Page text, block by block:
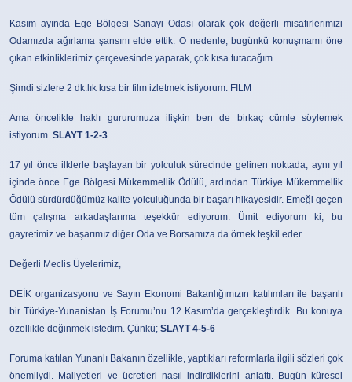
Kasım ayında Ege Bölgesi Sanayi Odası olarak çok değerli misafirlerimizi
Odamızda ağırlama şansını elde ettik. O nedenle, bugünkü konuşmamı öne
çıkan etkinliklerimiz çerçevesinde yaparak, çok kısa tutacağım.
Şimdi sizlere 2 dk.lık kısa bir film izletmek istiyorum. FİLM
Ama öncelikle haklı gururumuza ilişkin ben de birkaç cümle söylemek
istiyorum. SLAYT 1-2-3
17 yıl önce ilklerle başlayan bir yolculuk sürecinde gelinen noktada; aynı yıl
içinde önce Ege Bölgesi Mükemmellik Ödülü, ardından Türkiye Mükemmellik
Ödülü sürdürdüğümüz kalite yolculuğunda bir başarı hikayesidir. Emeği geçen
tüm çalışma arkadaşlarıma teşekkür ediyorum. Ümit ediyorum ki, bu
gayretimiz ve başarımız diğer Oda ve Borsamıza da örnek teşkil eder.
Değerli Meclis Üyelerimiz,
DEİK organizasyonu ve Sayın Ekonomi Bakanlığımızın katılımları ile başarılı
bir Türkiye-Yunanistan İş Forumu’nu 12 Kasım’da gerçekleştirdik. Bu konuya
özellikle değinmek istedim. Çünkü; SLAYT 4-5-6
Foruma katılan Yunanlı Bakanın özellikle, yaptıkları reformlarla ilgili sözleri çok
önemliydi. Maliyetleri ve ücretleri nasıl indirdiklerini anlattı. Bugün küresel